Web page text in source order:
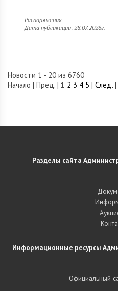
Распоряжения
Дата публикации: 28.07.2026г.
Новости 1 - 20 из 6760
Начало | Пред. | 1 2 3 4 5 | След. |
Разделы сайта
Информационные ресурсы
Официальный